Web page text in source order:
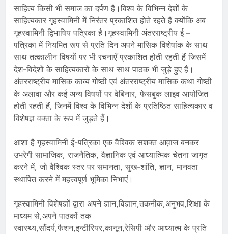
साहित्य किसी भी समाज का दर्पण है।विश्व के विभिन्न देशों के
साहित्यकार गृहस्वामिनी में निरंतर प्रकाशित होते रहते हैं क्योंकि अब
गृहस्वामिनी द्विभाषिय पत्रिका है।गृहस्वामिनी अंतरराष्ट्रीय ई –
पत्रिका में नियमित रूप से प्रति दिन अपने मासिक विशेषांक के साथ
साथ तत्कालीन विषयों पर भी रचनाएँ प्रकाशित होती रहती हैं जिसमें
देश-विदेशों के साहित्यकारों के साथ साथ पाठक भी जुड़े हुए हैं।
अंतरराष्ट्रीय मासिक काव्य गोष्ठी एवं अंतरराष्ट्रीय मासिक कथा गोष्ठी
के अलावा और कई अन्य विषयों पर वेबिनार, फेसबुक लाइव आयोजित
होती रहती हैं, जिनमें विश्व के विभिन्न देशों के प्रतिष्ठित साहित्यकार व
विशेषज्ञ वक्ता के रूप में जुड़ते हैं।
आशा है गृहस्वामिनी ई-पत्रिका एक वैश्विक सशक्त आव़ाज बनकर
उभरेगी सामाजिक, राजनैतिक, वैज्ञानिक एवं आध्यात्मिक चेतना जागृत
करने में, जो वैश्विक स्तर पर समानता, सुख-शांति, ज्ञान, मानवता
स्थापित करने में महत्त्वपूर्ण भूमिका निभाएं।
गृहस्वामिनी विशेषज्ञों द्वारा अपने ज्ञान,विज्ञान,तकनीक,अनुभव,शिक्षा के
माध्यम से,अपने पाठकों तक
स्वास्थ्य,सौंदर्य,फैशन,इन्टीरियर,कानून,रेसिपी और आध्यात्म के प्रति